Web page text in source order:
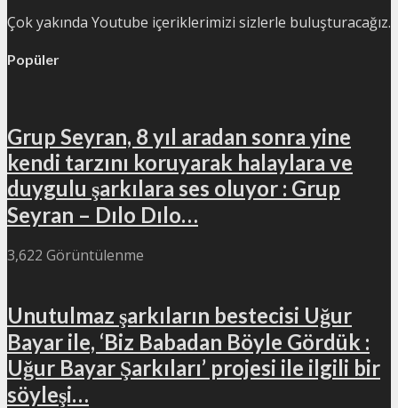
Çok yakında Youtube içeriklerimizi sizlerle buluşturacağız.
Popüler
Grup Seyran, 8 yıl aradan sonra yine
kendi tarzını koruyarak halaylara ve
duygulu şarkılara ses oluyor : Grup
Seyran – Dılo Dılo…
3,622 Görüntülenme
Unutulmaz şarkıların bestecisi Uğur
Bayar ile, ‘Biz Babadan Böyle Gördük :
Uğur Bayar Şarkıları’ projesi ile ilgili bir
söyleşi…